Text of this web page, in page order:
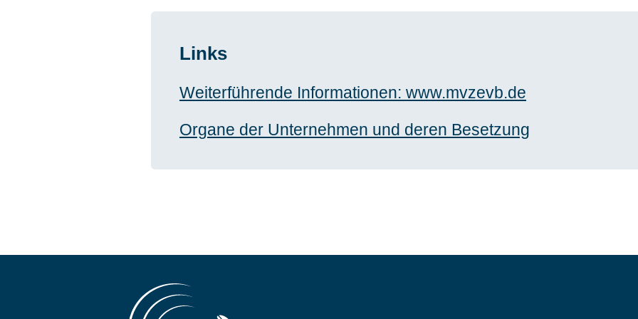
Links
Weiterführende Informationen: www.mvzevb.de
Organe der Unternehmen und deren Besetzung